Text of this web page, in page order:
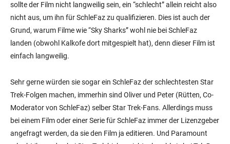
sollte der Film nicht langweilig sein, ein “schlecht” allein reicht also
nicht aus, um ihn für SchleFaz zu qualifizieren. Dies ist auch der
Grund, warum Filme wie “Sky Sharks” wohl nie bei SchleFaz
landen (obwohl Kalkofe dort mitgespielt hat), denn dieser Film ist
einfach langweilig.
Sehr gerne würden sie sogar ein SchleFaz der schlechtesten Star
Trek-Folgen machen, immerhin sind Oliver und Peter (Rütten, Co-
Moderator von SchleFaz) selber Star Trek-Fans. Allerdings muss
bei einem Film oder einer Serie für SchleFaz immer der Lizenzgeber
angefragt werden, da sie den Film ja editieren. Und Paramount